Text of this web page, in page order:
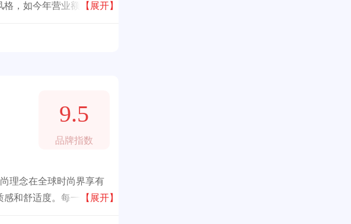
，如今年营业额超过90
【展开】
9.5
品牌指数
理念在全球时尚界享有
感和舒适度。每一款连衣
【展开】